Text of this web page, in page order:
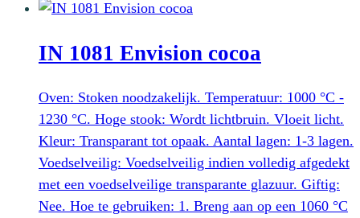
IN 1081 Envision cocoa
Oven: Stoken noodzakelijk. Temperatuur: 1000 °C -
1230 °C. Hoge stook: Wordt lichtbruin. Vloeit licht.
Kleur: Transparant tot opaak. Aantal lagen: 1-3 lagen.
Voedselveilig: Voedselveilig indien volledig afgedekt
met een voedselveilige transparante glazuur. Giftig:
Nee. Hoe te gebruiken: 1. Breng aan op een 1060 °C